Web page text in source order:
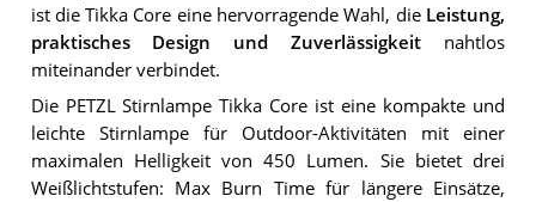
ist die Tikka Core eine hervorragende Wahl, die Leistung,
praktisches Design und Zuverlässigkeit nahtlos
miteinander verbindet.
Die PETZL Stirnlampe Tikka Core ist eine kompakte und
leichte Stirnlampe für Outdoor-Aktivitäten mit einer
maximalen Helligkeit von 450 Lumen. Sie bietet drei
Weißlichtstufen: Max Burn Time für längere Einsätze,